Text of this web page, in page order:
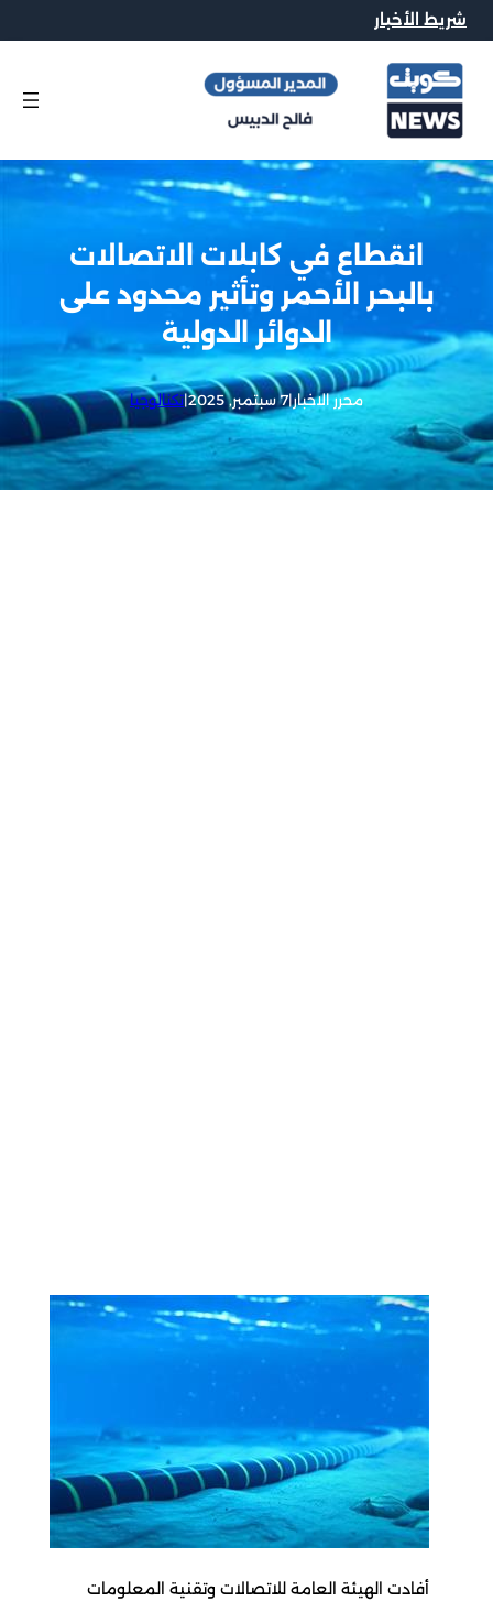
شريط الأخبار
انقطاع في كابلات الاتصالات
بالبحر الأحمر وتأثير محدود على
الدوائر الدولية
محرر الاخبار|7 سبتمبر, 2025 |تكنالوجيا
أفادت الهيئة العامة للاتصالات وتقنية المعلومات